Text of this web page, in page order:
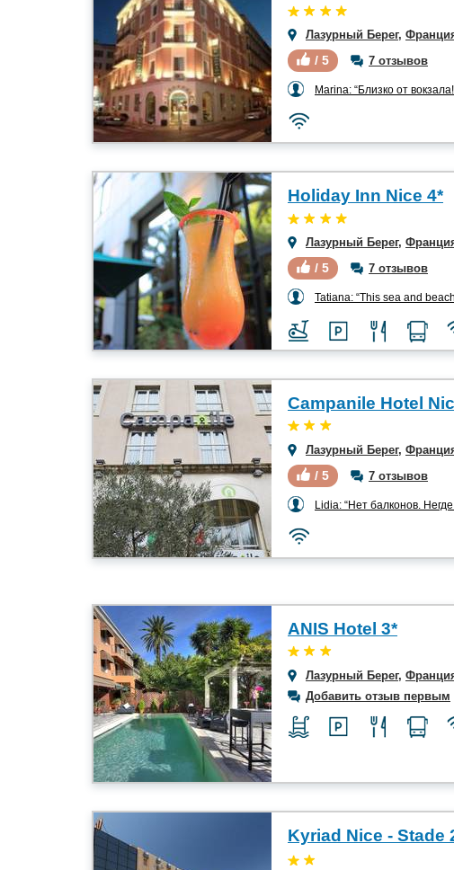
Лазурный Берег,
/ 5 7 отзывов
Marina: “Близко от
Holiday Inn Nice 4*
Лазурный Берег,
/ 5 7 отзывов
Tatiana: “This sea and
Лазурный Берег,
/ 5 7 отзывов
Lidia: “Нет балконов. Негде
ANIS Hotel 3*
Лазурный Берег,
Добавить отзыв первым
Kyriad Nice - Stade